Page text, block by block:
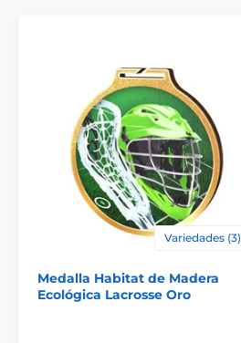
Variedades (3)
Medalla Habitat de Madera
Ecológica Lacrosse Oro